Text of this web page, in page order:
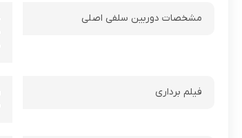
مشخصات دوربین سلفی اصلی
فیلم برداری